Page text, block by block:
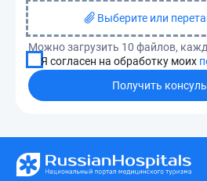
Выберите или
Можно загрузить 10 файлов,
Я согласен на обработку моих
Получить